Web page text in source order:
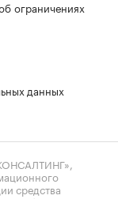
ограничениях
данных
средства